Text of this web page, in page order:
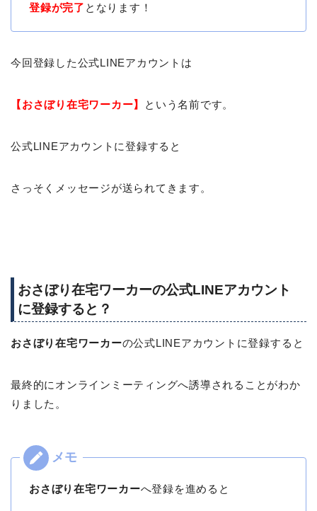
登録が完了 となります！
今回登録した公式LINEアカウントは
【おさぼり在宅ワーカー】 という名前です。
公式LINEアカウントに登録すると
さっそくメッセージが送られてきます。
おさぼり在宅ワーカーの公式LINEアカウント
に登録すると？
おさぼり在宅ワーカーの公式LINEアカウントに登録すると
最終的にオンラインミーティングへ誘導されることがわか
りました。
おさぼり在宅ワーカーへ登録を進めると